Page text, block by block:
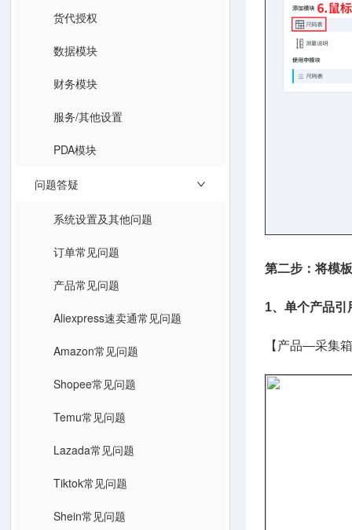
货代授权
数据模块
财务模块
服务/其他设置
PDA模块
问题答疑
系统设置及其他问题
订单常见问题
产品常见问题
Aliexpress速卖通常见问题
Amazon常见问题
Shopee常见问题
Temu常见问题
Lazada常见问题
Tiktok常见问题
Shein常见问题
第二步：将模
1、单个产品引
【产品—采集